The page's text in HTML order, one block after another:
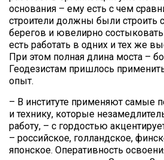
основания – ему есть с чем
строители должны были строить
берегов и ювелирно
есть работать в одних и тех же
При этом полная длина моста –
Геодезистам пришлось
опыт.
– В институте применяют самые
и технику, которые
работу, – с гордостью
– российское, голландское,
японское. Оперативность